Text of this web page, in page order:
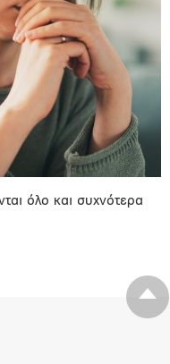
όλο και συχνότερα